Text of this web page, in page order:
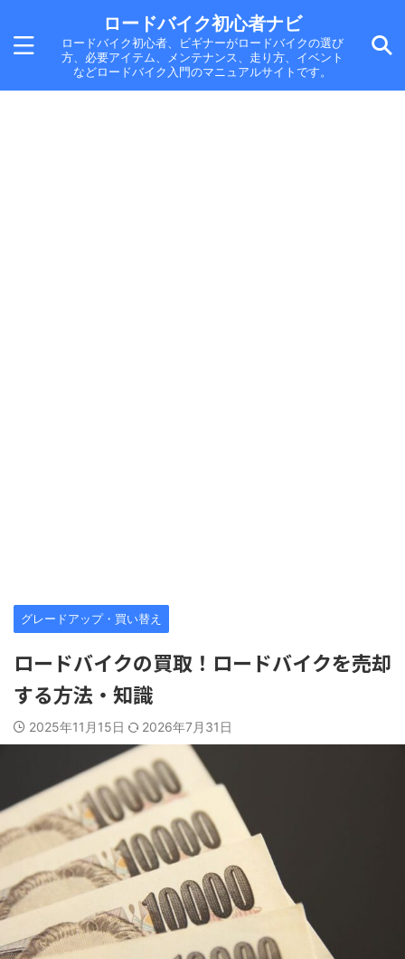
ロードバイク初心者ナビ
ロードバイク初心者、ビギナーがロードバイクの選び
方、必要アイテム、メンテナンス、走り方、イベント
などロードバイク入門のマニュアルサイトです。
グレードアップ・買い替え
ロードバイクの買取！ロードバイクを売却
する方法・知識
2025年11月15日 2026年7月31日